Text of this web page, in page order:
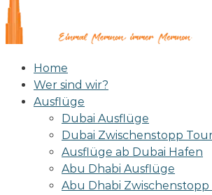
Home
Wer sind wir?
Ausflüge
Dubai Ausflüge
Dubai Zwischenstopp
Ausflüge ab Dubai Hafen
Abu Dhabi Ausflüge
Abu Dhabi